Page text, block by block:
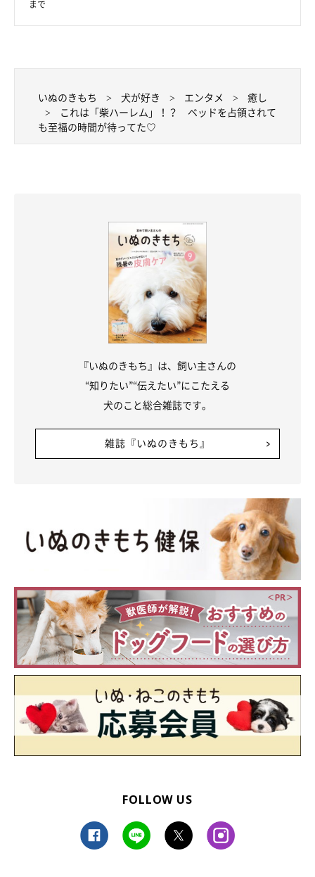
まで
いぬのきもち 犬が好き エンタメ
癒し
これは「柴ハーレム」！？ ベッドを占領されて
も至福の時間が待ってた♡
『いぬのきもち』は、飼い主さんの
“知りたい”“伝えたい”にこたえる
犬のこと総合雑誌です。
雑誌『いぬのきもち』
FOLLOW US